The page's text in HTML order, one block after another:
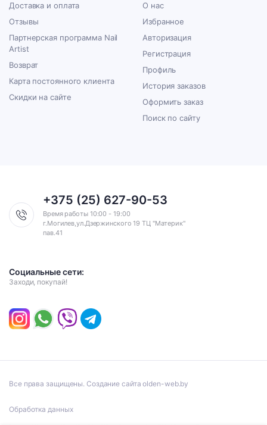
Доставка и оплата
Отзывы
Партнерская программа Nail
Artist
Возврат
Карта постоянного клиента
Скидки на сайте
О нас
Избранное
Авторизация
Регистрация
Профиль
История заказов
Оформить заказ
Поиск по сайту
+375 (25) 627-90-53
Время работы 10:00 - 19:00
г.Могилев,ул.Дзержинского 19 ТЦ "Материк"
пав.41
Социальные сети:
Заходи, покупай!
Все права защищены. Создание сайта olden-web.by
Обработка данных